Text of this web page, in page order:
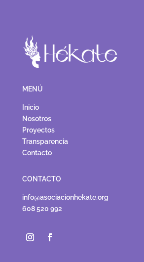
MENÚ
Inicio
Nosotros
Proyectos
Transparencia
Contacto
CONTACTO
info@asociacionhekate.org
608 520 992